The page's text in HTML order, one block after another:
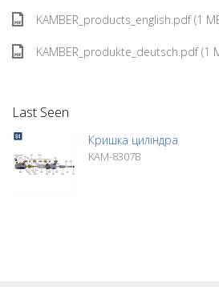
KAMBER_products_english.pdf (1
KAMBER_produkte_deutsch.pdf (1
Last Seen
Кришка циліндра
KAM-8307B